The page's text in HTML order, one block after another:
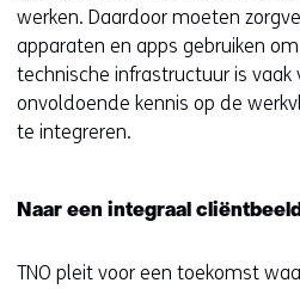
werken. Daardoor moeten
apparaten en apps gebruiken
technische infrastructuur is vaak
onvoldoende kennis op de
te integreren.
Naar een integraal cliëntbeeld
TNO pleit voor een toekomst